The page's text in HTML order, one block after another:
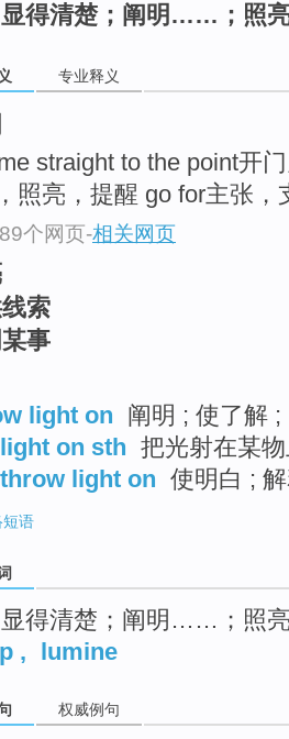
得清楚；阐明……；照
专业释义
straight to the point开
，照亮，提醒 go for主张，
个网页-相关网页
索
事
light on 阐明 ; 使了解
on sth 把光射在某
light on 使明白 ;
短语
得清楚；阐明……；照
, lumine
权威例句